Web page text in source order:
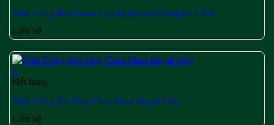
Viên Uống Bio-Green Lipped Mussel Complex 2500
Liên hệ
+
Hết hàng
Viên Uống Sữa Ong Chúa Maxi Royal Jelly
Liên hệ